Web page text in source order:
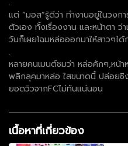
แต่ “มอส”รู้ดีว่า ทำงานอยู่ในวงก
ตัวเอง ทั้งเรื่องงาน และหน้าตา ว่
วันก็เผยโฉมหล่อออกมาให้สาวๆไ
.
หลายคนเมนต์ชมว่า หล่อคักๆ,หน้า
พลิกลุคมาหล่อ ใสขนาดนี้ ปล่อยซิ
ยอดวิวจากFCไม่ทันแน่นอน
เนื้อหาที่เกี่ยวข้อง